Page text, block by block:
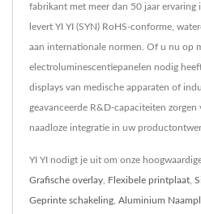
fabrikant met meer dan 50 jaar ervaring
levert YI YI (SYN) RoHS-conforme,
aan internationale normen. Of u nu op
electroluminescentiepanelen nodig
displays van medische apparaten of
geavanceerde R&D-capaciteiten
naadloze integratie in uw
YI YI nodigt je uit om onze
Grafische overlay Flexibele printplaat
Geprinte schakeling Aluminium